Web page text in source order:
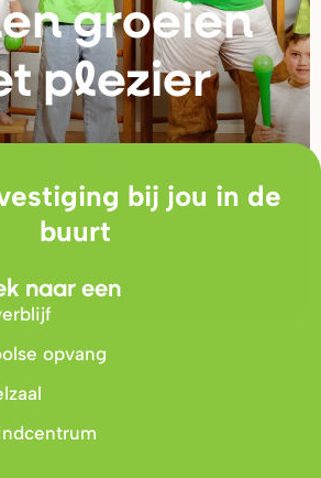
groeien
plezier
bij jou in de
buurt
naar een
opvang